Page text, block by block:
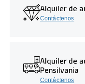
Alquiler de
Contáctenos
Alquiler de
Pensilvania
Contáctenos